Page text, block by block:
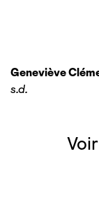
Geneviève
s.d.